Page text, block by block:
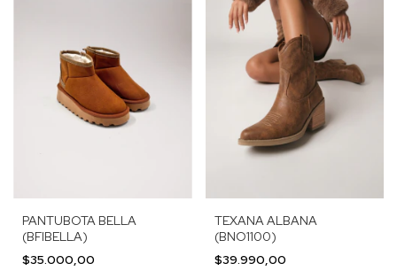
PANTUBOTA BELLA
(BFIBELLA)
$35.000,00
TEXANA ALBANA
(BNO1100)
$39.990,00